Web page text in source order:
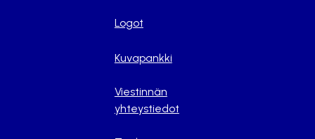
Logot
Kuvapankki
Viestinnän
yhteystiedot